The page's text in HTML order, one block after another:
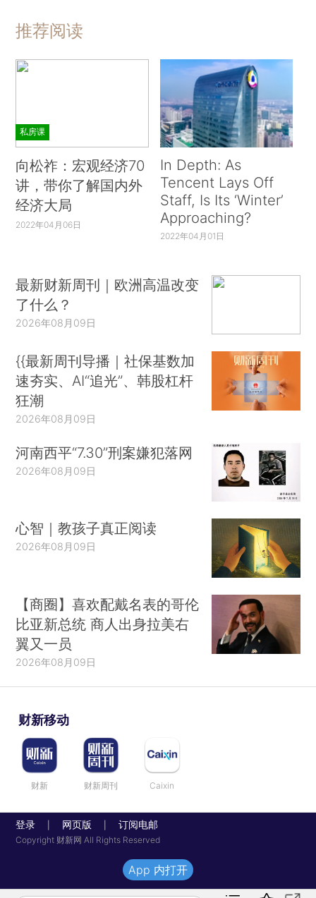
推荐阅读
私房课
向松祚：宏观经济70
讲，带你了解国内外
经济大局
2022年04月06日
In Depth: As
Tencent Lays Off
Staff, Is Its ‘Winter’
Approaching?
2022年04月01日
最新财新周刊｜欧洲高温改变
了什么？
2026年08月09日
{{最新周刊导播｜社保基数加
速夯实、AI“追光”、韩股杠杆
狂潮
2026年08月09日
河南西平“7.30”刑案嫌犯落网
2026年08月09日
心智｜教孩子真正阅读
2026年08月09日
【商圈】喜欢配戴名表的哥伦
比亚新总统 商人出身拉美右
翼又一员
2026年08月09日
财新移动
财新 财新周刊 Caixin
登录 网页版 订阅电邮
Copyright 财新网 All Rights Reserved
App 内打开